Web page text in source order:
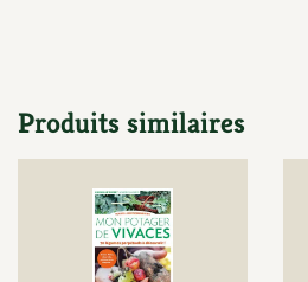
Tous au jardin ! avec Pascal
La vie secrète du jardin
BD : La folle histoire des plantes
Produits similaires